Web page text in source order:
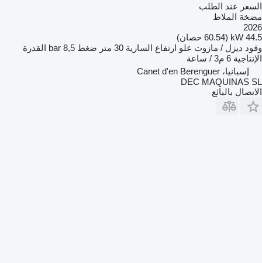
السعر عند الطلب
مضخة الملاط
2026
44.5 kW (60.54 حصان)
وقود ديزل / مازوت علو ارتفاع السارية 30 متر ضغط 8,5 bar
القدرة
الإنتاجية 6 م3 / ساعة
إسبانيا، Canet d'en Berenguer
DEC MAQUINAS SL
الاتصال بالبائع